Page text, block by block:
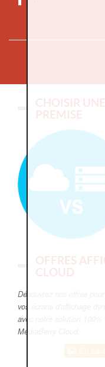
CHOISIR
PREMISE
OFFRES
CLOUD
Découvrez nos offres pour
vos écrans d'affichage
avec notre solution 100%
MediaBerry Cloud.